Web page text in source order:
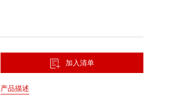
加入清单
产品描述